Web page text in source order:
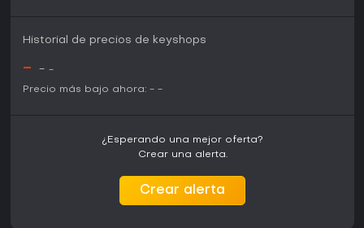
Historial de precios de keyshops
- - -
Precio más bajo ahora: - -
¿Esperando una mejor oferta?
Crear una alerta.
Crear alerta